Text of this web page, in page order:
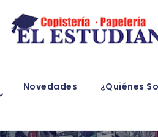
Novedades ¿Quiénes